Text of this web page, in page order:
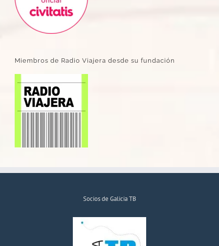
Miembros de Radio Viajera desde su fundación
Socios de Galicia TB